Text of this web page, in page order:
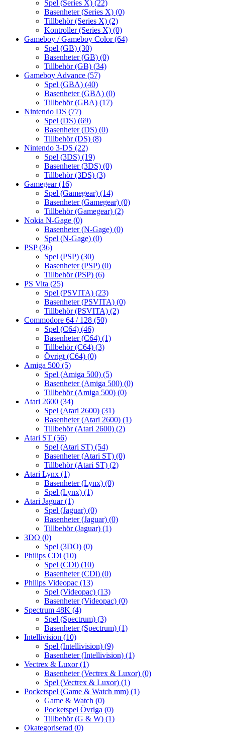
Spel (Series X) (22)
Basenheter (Series X) (0)
Tillbehör (Series X) (2)
Kontroller (Series X) (0)
Gameboy / Gameboy Color(64)
Spel (GB) (30)
Basenheter (GB) (0)
Tillbehör (GB) (34)
Gameboy Advance (57)
Spel (GBA) (40)
Basenheter (GBA) (0)
Tillbehör (GBA) (17)
Nintendo DS (77)
Spel (DS) (69)
Basenheter (DS) (0)
Tillbehör (DS) (8)
Nintendo 3-DS (22)
Spel (3DS) (19)
Basenheter (3DS) (0)
Tillbehör (3DS) (3)
Gamegear(16)
Spel (Gamegear) (14)
Basenheter (Gamegear) (0)
Tillbehör (Gamegear) (2)
Nokia N-Gage (0)
Basenheter (N-Gage) (0)
Spel (N-Gage) (0)
PSP(36)
Spel (PSP) (30)
Basenheter (PSP) (0)
Tillbehör (PSP) (6)
PS Vita (25)
Spel (PSVITA) (23)
Basenheter (PSVITA) (0)
Tillbehör (PSVITA) (2)
Commodore 64 / 128 (50)
Spel (C64) (46)
Basenheter (C64) (1)
Tillbehör (C64) (3)
Övrigt (C64) (0)
Amiga 500 (5)
Spel (Amiga 500) (5)
Basenheter (Amiga 500) (0)
Tillbehör (Amiga 500) (0)
Atari 2600 (34)
Spel (Atari 2600) (31)
Basenheter (Atari 2600) (1)
Tillbehör (Atari 2600) (2)
Atari ST (56)
Spel (Atari ST) (54)
Basenheter (Atari ST) (0)
Tillbehör (Atari ST) (2)
Atari Lynx (1)
Basenheter (Lynx) (0)
Spel (Lynx) (1)
Atari Jaguar(1)
Spel (Jaguar) (0)
Basenheter (Jaguar) (0)
Tillbehör (Jaguar) (1)
3DO (0)
Spel (3DO) (0)
Philips CDi (10)
Spel (CDi) (10)
Basenheter (CDi) (0)
Philips Videopac (13)
Spel (Videopac) (13)
Basenheter (Videopac) (0)
Spectrum 48K (4)
Spel (Spectrum) (3)
Basenheter (Spectrum) (1)
Intellivision (10)
Spel (Intellivision) (9)
Basenheter (Intellivision) (1)
Vectrex & Luxor(1)
Basenheter (Vectrex & Luxor) (0)
Spel (Vectrex & Luxor) (1)
Pocketspel (Game & Watch mm) (1)
Game & Watch (0)
Pocketspel Övriga (0)
Tillbehör (G & W) (1)
Okategoriserad (0)